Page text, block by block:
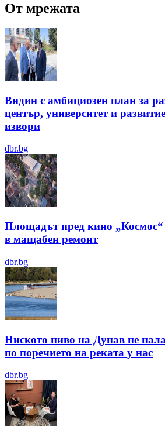
От мрежата
Видин с амбициозен план за
център, университет и
извори
dbr.bg
Площадът пред кино
в мащабен ремонт
dbr.bg
Ниското ниво на Дунав не
по поречието на реката у нас
dbr.bg